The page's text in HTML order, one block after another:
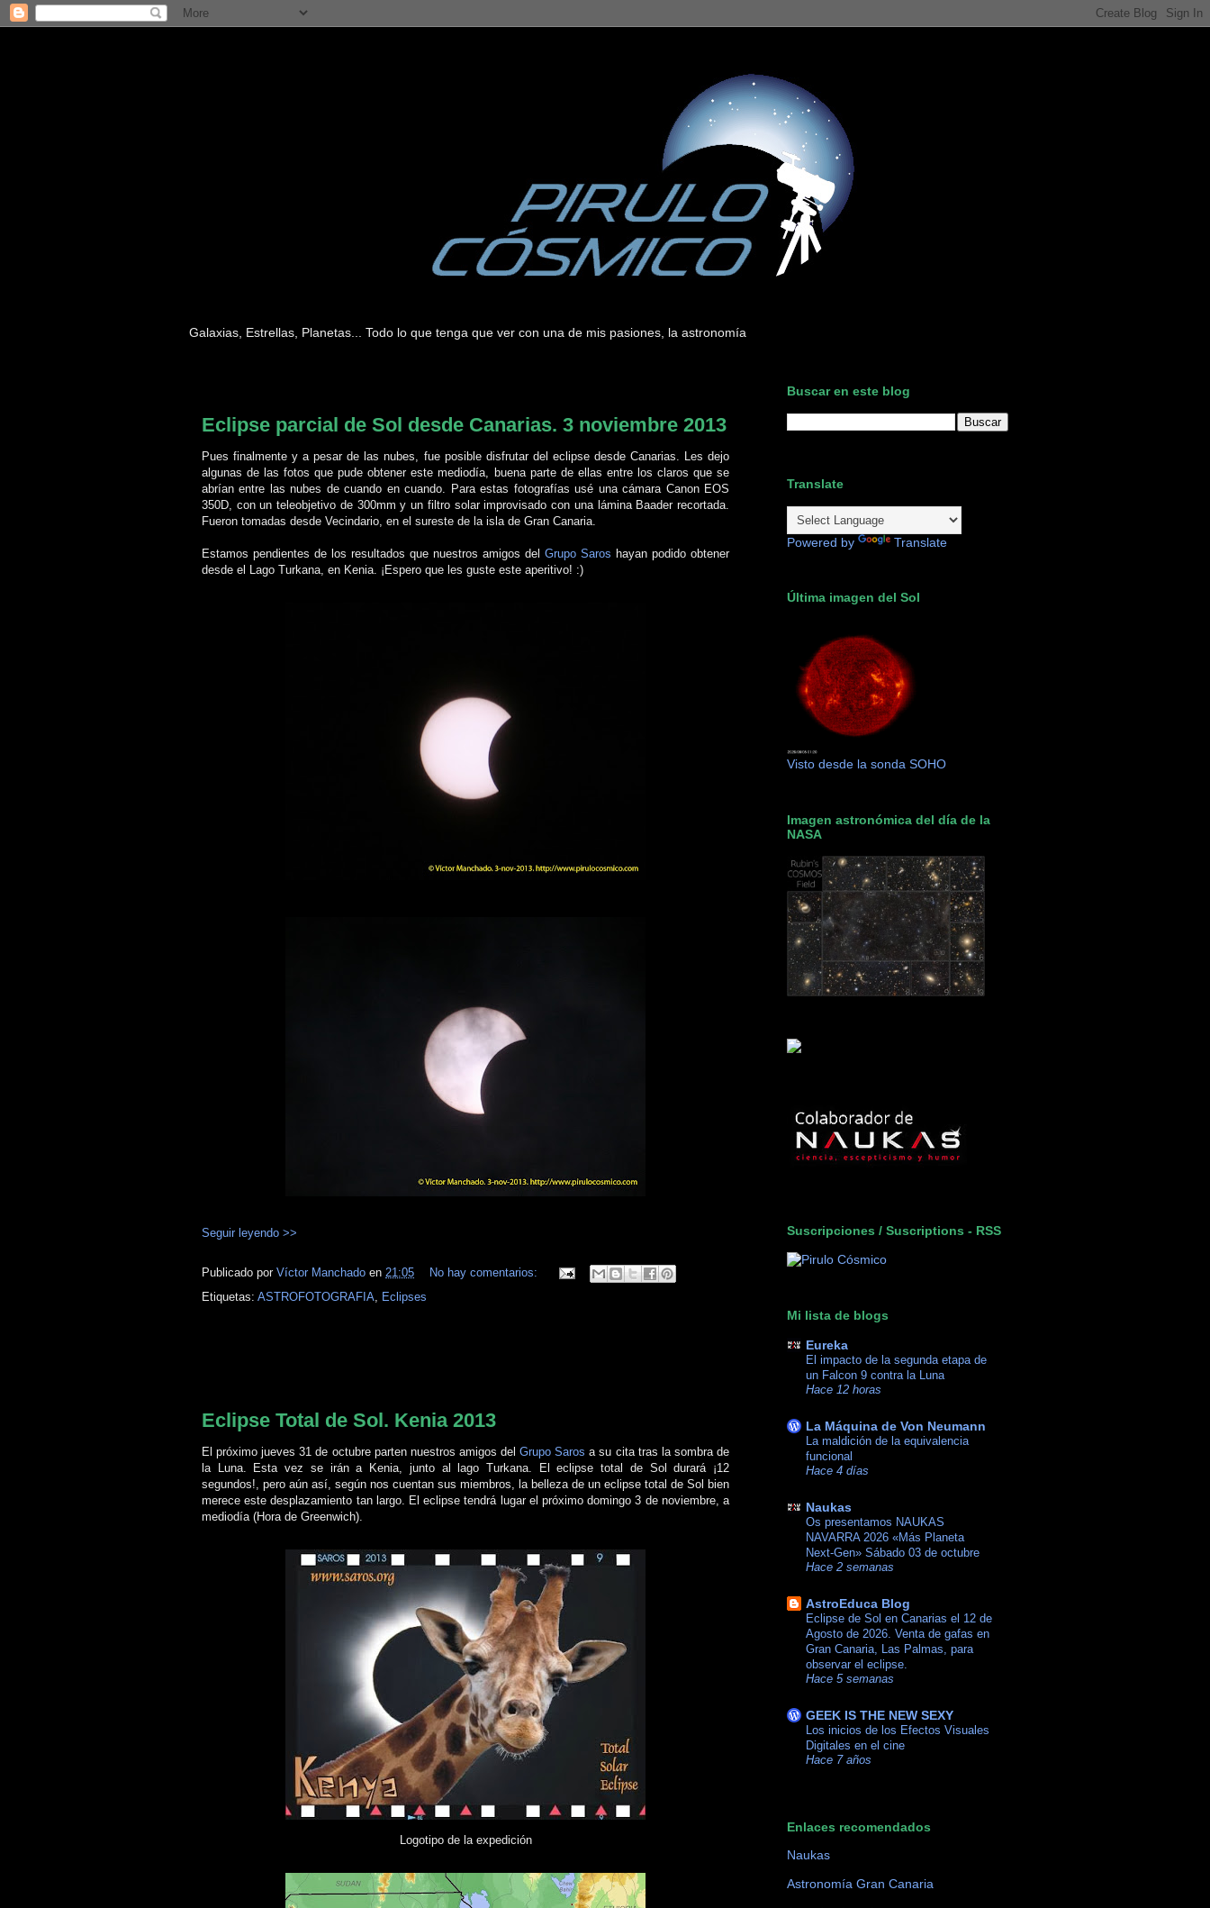
Galaxias, Estrellas, Planetas... Todo lo que tenga que ver con una de mis pasiones, la astronomía
Eclipse parcial de Sol desde Canarias. 3 noviembre 2013
Pues finalmente y a pesar de las nubes, fue posible disfrutar del eclipse desde Canarias. Les dejo
algunas de las fotos que pude obtener este mediodía, buena parte de ellas entre los claros que se
abrían entre las nubes de cuando en cuando. Para estas fotografías usé una cámara Canon EOS
350D, con un teleobjetivo de 300mm y un filtro solar improvisado con una lámina Baader recortada.
Fueron tomadas desde Vecindario, en el sureste de la isla de Gran Canaria.
Estamos pendientes de los resultados que nuestros amigos del Grupo Saros hayan podido obtener
desde el Lago Turkana, en Kenia. ¡Espero que les guste este aperitivo! :)
Seguir leyendo >>
Publicado por Víctor Manchado en 21:05
No hay comentarios:
Etiquetas: ASTROFOTOGRAFIA, Eclipses
Eclipse Total de Sol. Kenia 2013
El próximo jueves 31 de octubre parten nuestros amigos delGrupo Saros a su cita tras la sombra de
la Luna. Esta vez se irán a Kenia, junto al lago Turkana. El eclipse total de Sol durará ¡12
segundos!, pero aún así, según nos cuentan sus miembros, la belleza de un eclipse total de Sol bien
merece este desplazamiento tan largo. El eclipse tendrá lugar el próximo domingo 3 de noviembre, a
mediodía (Hora de Greenwich).
Logotipo de la expedición
Buscar en este blog
Translate
Powered by Translate
Última imagen del Sol
Visto desde la sonda SOHO
Imagen astronómica del día de la
NASA
Suscripciones / Suscriptions - RSS
Mi lista de blogs
Eureka
El impacto de la segunda etapa de
un Falcon 9 contra la Luna
Hace 12 horas
La Máquina de Von Neumann
La maldición de la equivalencia
funcional
Hace 4 días
Naukas
Os presentamos NAUKAS
NAVARRA 2026 «Más Planeta
Next-Gen» Sábado 03 de octubre
Hace 2 semanas
AstroEduca Blog
Eclipse de Sol en Canarias el 12 de
Agosto de 2026. Venta de gafas en
Gran Canaria, Las Palmas, para
observar el eclipse.
Hace 5 semanas
GEEK IS THE NEW SEXY
Los inicios de los Efectos Visuales
Digitales en el cine
Hace 7 años
Enlaces recomendados
Naukas
Astronomía Gran Canaria